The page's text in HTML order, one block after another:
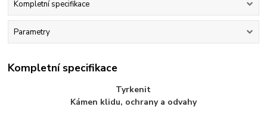
Kompletní specifikace
Parametry
Kompletní specifikace
Tyrkenit
Kámen klidu, ochrany a odvahy